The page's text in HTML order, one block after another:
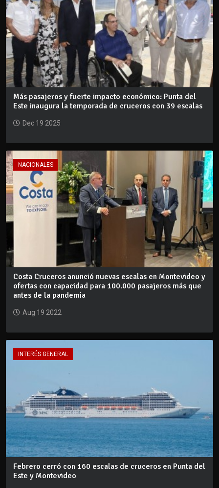
Más pasajeros y fuerte impacto económico: Punta del
Este inaugura la temporada de cruceros con 39 escalas
Dec 19 2025
NACIONALES
Costa Cruceros anunció nuevas escalas en Montevideo y
ofertas con capacidad para 100.000 pasajeros más que
antes de la pandemia
Aug 19 2022
INTERÉS GENERAL
Febrero cerró con 160 escalas de cruceros en Punta del
Este y Montevideo